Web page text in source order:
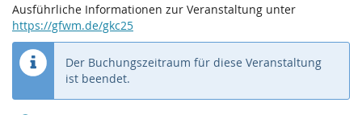
Ausführliche Informationen zur Veranstaltung unter
https://gfwm.de/gkc25
Der Buchungszeitraum für diese Veranstaltung
ist beendet.